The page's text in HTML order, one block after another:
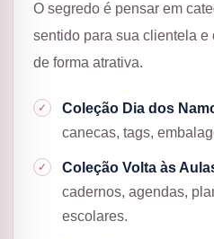
O segredo é pensar em
sentido para sua clientela e
de forma atrativa.
Coleção Dia dos
canecas, tags,
Coleção Volta às
cadernos, agendas,
escolares.